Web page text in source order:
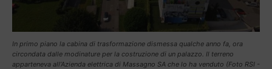
In primo piano la cabina di trasformazione dismessa qualche anno fa, ora
circondata dalle modinature per la costruzione di un palazzo. Il terreno
apparteneva all’Azienda elettrica di Massagno SA che lo ha venduto (Foto RSI -